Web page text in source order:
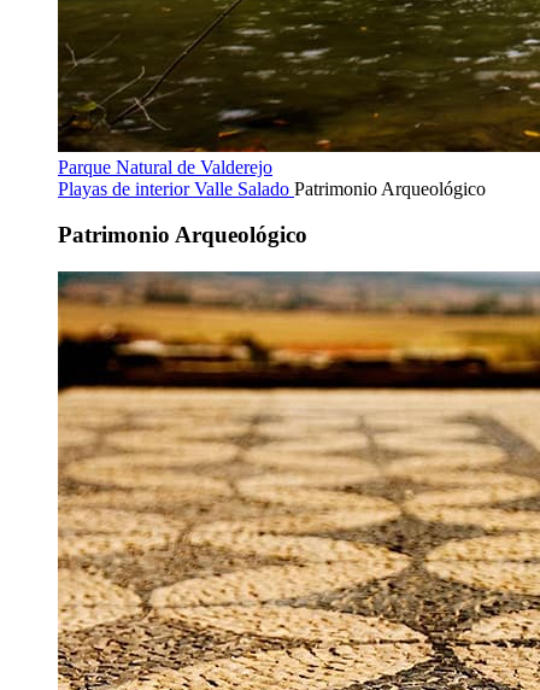
Parque Natural de Valderejo
Playas de interiorValle Salado Patrimonio Arqueológico
Patrimonio Arqueológico